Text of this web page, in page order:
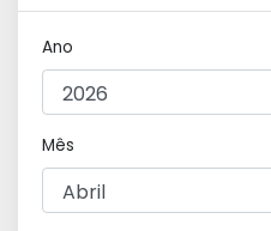
Ano
Mês